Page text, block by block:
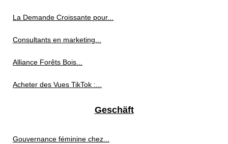
La Demande Croissante pour...
Consultants en marketing...
Alliance Forêts Bois...
Acheter des Vues TikTok :...
Geschäft
Gouvernance féminine chez...